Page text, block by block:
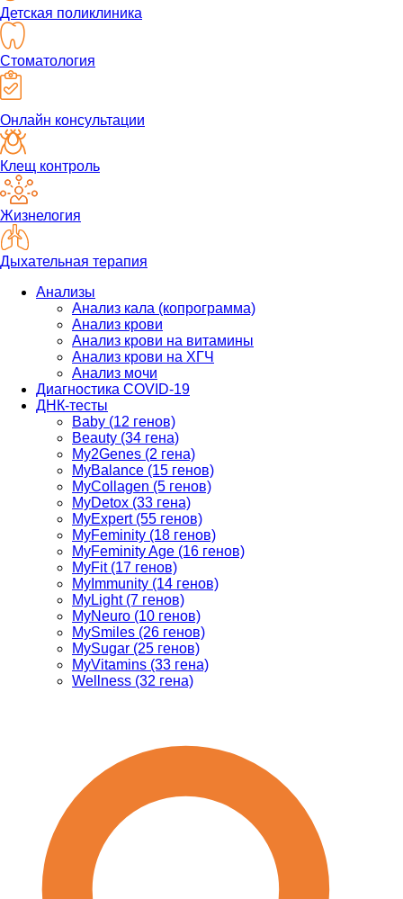
Детская поликлиника
Стоматология
Онлайн консультации
Клещ контроль
Жизнелогия
Дыхательная терапия
Анализы
Анализ кала (копрограмма)
Анализ крови
Анализ крови на витамины
Анализ крови на ХГЧ
Анализ мочи
Диагностика COVID-19
ДНК-тесты
Baby (12 генов)
Beauty (34 гена)
My2Genes (2 гена)
MyBalance (15 генов)
MyCollagen (5 генов)
MyDetox (33 гена)
MyExpert (55 генов)
MyFeminity (18 генов)
MyFeminity Age (16 генов)
MyFit (17 генов)
MyImmunity (14 генов)
MyLight (7 генов)
MyNeuro (10 генов)
MySmiles (26 генов)
MySugar (25 генов)
MyVitamins (33 гена)
Wellness (32 гена)